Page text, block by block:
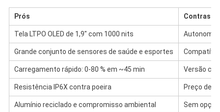
Prós Contras
Tela LTPO OLED de 1,9″ com 1000 nits Autonomia
Grande conjunto de sensores de saúde e esportes
Carregamento rápido: 0-80 % em ~45 min Versão
Resistência IP6X contra poeira Preço de
Alumínio reciclado e compromisso ambiental Sem